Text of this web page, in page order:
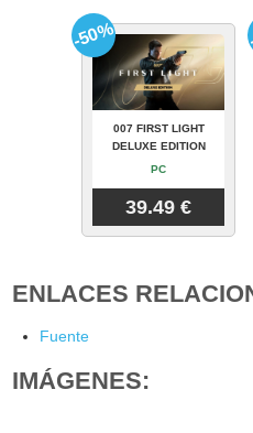
007 FIRST LIGHT
DELUXE EDITION
PC
39.49 €
-50%
ENLACES
Fuente
IMÁGENES: